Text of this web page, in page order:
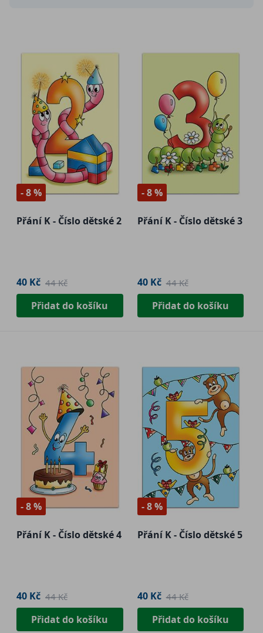
- 8 %
Přání K - Číslo dětské 2
40 Kč 44 Kč
Přidat do košíku
- 8 %
Přání K - Číslo dětské 3
40 Kč 44 Kč
Přidat do košíku
- 8 %
Přání K - Číslo dětské 4
40 Kč 44 Kč
Přidat do košíku
- 8 %
Přání K - Číslo dětské 5
40 Kč 44 Kč
Přidat do košíku